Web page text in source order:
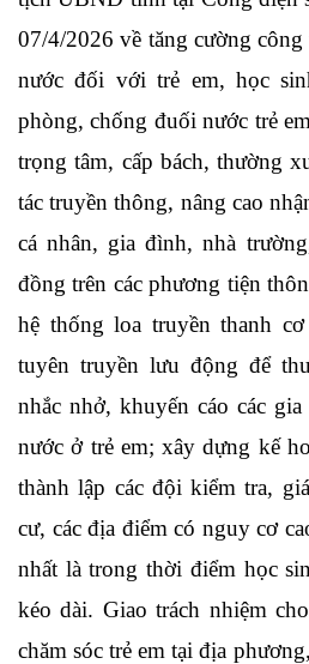
07/4/2026 về tăng cường
nước đối với trẻ em, học
phòng, chống đuối nước trẻ
trọng tâm, cấp bách, thường
tác truyền thông, nâng cao
cá nhân, gia đình, nhà
đồng trên các phương tiện
hệ thống loa truyền thanh
tuyên truyền lưu động để
nhắc nhở, khuyến cáo các
nước ở trẻ em; xây dựng kế
thành lập các đội kiểm tra,
cư, các địa điểm có nguy cơ
nhất là trong thời điểm học
kéo dài. Giao trách nhiệm
chăm sóc trẻ em tại địa